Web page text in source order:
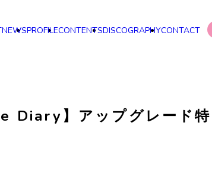
NEWSPROFILECONTENTSDISCOGRAPHYCONTACT
Diary】アップグレード特